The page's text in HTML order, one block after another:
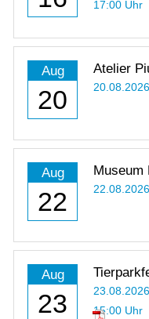
17:00 Uhr
Aug
20
Atelier
21:00 Uhr
20.08.2026
Aug
22
Museum
Jubiläum
22.08.2026
Aug
23
15:00 Uhr